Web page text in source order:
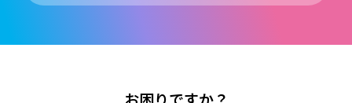
お困りですか？